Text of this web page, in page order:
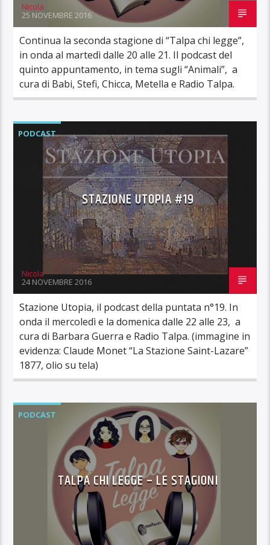
Nicola
25 NOVEMBRE 2016
Continua la seconda stagione di “Talpa chi legge”,
in onda al martedì dalle 20 alle 21. Il podcast del
quinto appuntamento, in tema sugli “Animali”, a
cura di Babi, Stefi, Chicca, Metella e Radio Talpa.
PODCAST
STAZIONE UTOPIA #19
Nicola
24 NOVEMBRE 2016
Stazione Utopia, il podcast della puntata n°19. In
onda il mercoledì e la domenica dalle 22 alle 23, a
cura di Barbara Guerra e Radio Talpa. (immagine in
evidenza: Claude Monet “La Stazione Saint-Lazare”
1877, olio su tela)
PODCAST
TALPA CHI LEGGE – LE STAGIONI